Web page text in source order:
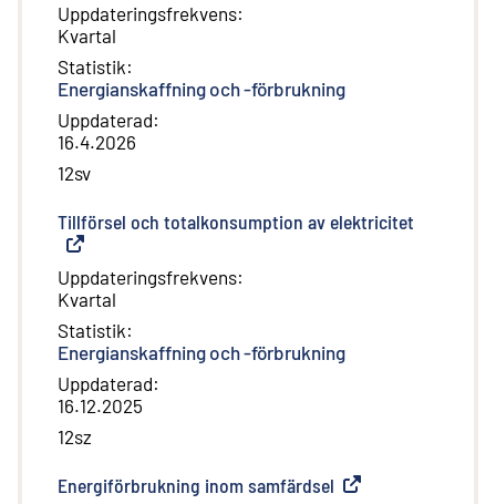
Uppdateringsfrekvens:
Kvartal
Statistik:
Energianskaffning och -förbrukning
Uppdaterad:
16.4.2026
12sv
Tillförsel och totalkonsumption av elektricitet
Uppdateringsfrekvens:
Kvartal
Statistik:
Energianskaffning och -förbrukning
Uppdaterad:
16.12.2025
12sz
Energiförbrukning inom samfärdsel Extern länk